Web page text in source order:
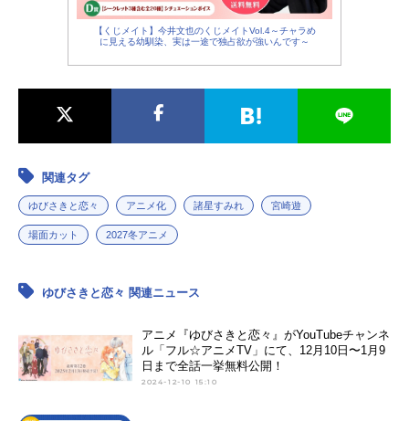
【くじメイト】今井文也のくじメイトVol.4～チャラめ
に見える幼馴染、実は一途で独占欲が強いんです～
関連タグ
ゆびさきと恋々 アニメ化 諸星すみれ 宮崎遊
場面カット 2027冬アニメ
ゆびさきと恋々 関連ニュース
アニメ『ゆびさきと恋々』がYouTubeチャンネ
ル「フル☆アニメTV」にて、12月10日〜1月9
日まで全話一挙無料公開！
2024-12-10 15:10